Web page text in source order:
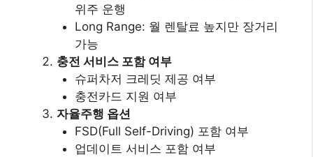
위주 운행
Long Range: 월 렌탈료 높지만 장거리
가능
충전 서비스 포함 여부
슈퍼차저 크레딧 제공 여부
충전카드 지원 여부
자율주행 옵션
FSD(Full Self-Driving) 포함 여부
업데이트 서비스 포함 여부